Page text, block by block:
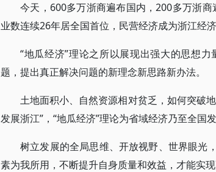
今天，600多万浙商遍布国内，200多万浙
业数连续26年居全国首位，民营经济成为浙江经
“地瓜经济”理论之所以展现出强大的思想
题，提出真正解决问题的新理念新思路新办法。
土地面积小、自然资源相对贫乏，如何突破
发展浙江”，“地瓜经济”理论为省域经济乃至全
树立发展的全局思维、开放视野、世界眼光
素为我所用，不断提升自身质量和效益，才能实现